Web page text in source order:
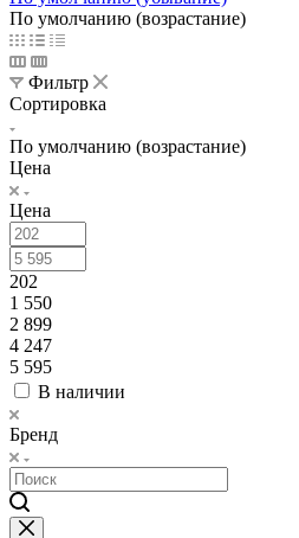
По умолчанию (возрастание)
Фильтр
Сортировка
По умолчанию (возрастание)
Цена
Цена
202
1 550
2 899
4 247
5 595
В наличии
Бренд